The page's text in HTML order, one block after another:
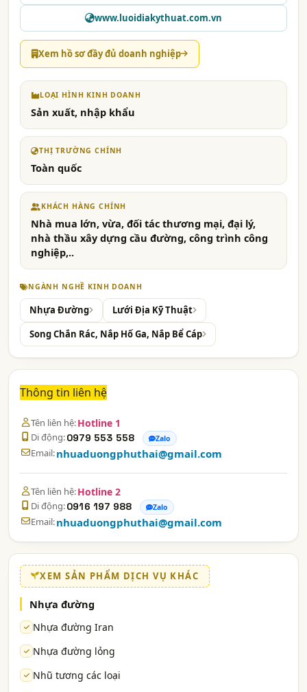
www.luoidiakythuat.com.vn
Xem hồ sơ đầy đủ doanh nghiệp
LOẠI HÌNH KINH DOANH
Sản xuất, nhập khẩu
THỊ TRƯỜNG CHÍNH
Toàn quốc
KHÁCH HÀNG CHÍNH
Nhà mua lớn, vừa, đối tác thương mại, đại lý,
nhà thầu xây dựng cầu đường, công trình công
nghiệp,..
NGÀNH NGHỀ KINH DOANH
Nhựa Đường
Lưới Địa Kỹ Thuật
Song Chắn Rác, Nắp Hố Ga, Nắp Bể Cáp
Thông tin liên hệ
Tên liên hệ:Hotline 1
Di động:0979 553 558 Zalo
Email:nhuaduongphuthai@gmail.com
Tên liên hệ:Hotline 2
Di động:0916 197 988 Zalo
Email:nhuaduongphuthai@gmail.com
XEM SẢN PHẨM DỊCH VỤ KHÁC
Nhựa đường
Nhựa đường Iran
Nhựa đường lỏng
Nhũ tương các loại